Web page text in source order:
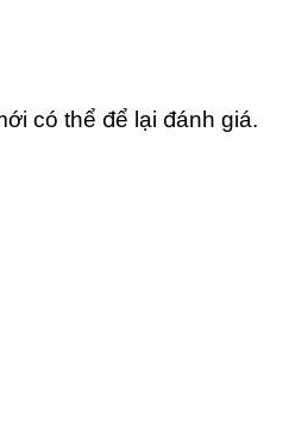
có thể để lại đánh giá.